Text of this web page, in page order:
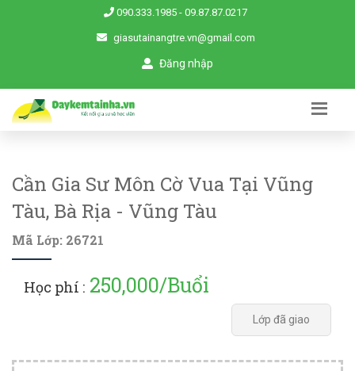
090.333.1985 - 09.87.87.0217
giasutainangtre.vn@gmail.com
Đăng nhập
Cần Gia Sư Môn Cờ Vua Tại Vũng
Tàu, Bà Rịa - Vũng Tàu
Mã Lớp: 26721
Học phí : 250,000/Buổi
Lớp đã giao